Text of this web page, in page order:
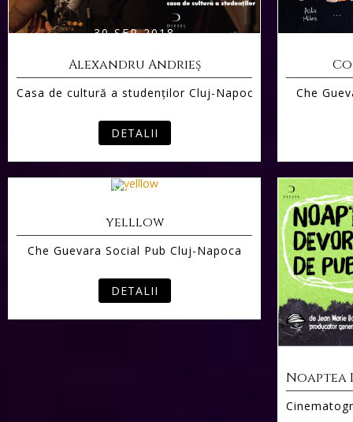
30 SEP 2018
Alexandru Andrieş
Casa de cultură a studenţilor Cluj-Napoca
DETALII
Che
17 NOV 2017
yelllow
Che Guevara Social Pub Cluj-Napoca
DETALII